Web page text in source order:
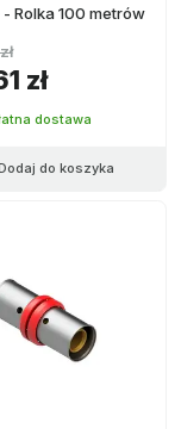
Rolka 100 metrów
zł
dostawa
do koszyka